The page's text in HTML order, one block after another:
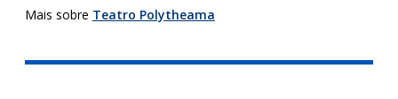
Mais sobre Teatro Polytheama